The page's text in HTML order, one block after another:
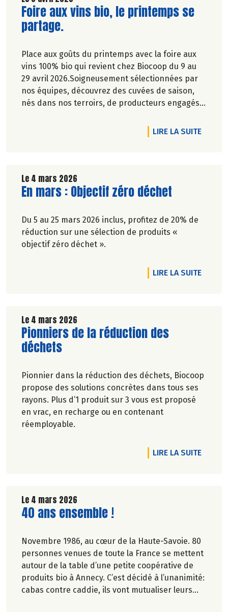
Lire la suite de l'article
Foire aux vins bio, le printemps se
partage.
Place aux goûts du printemps avec la foire aux
vins 100% bio qui revient chez Biocoop du 9 au
29 avril 2026.Soigneusement sélectionnées par
nos équipes, découvrez des cuvées de saison,
nés dans nos terroirs, de producteurs engagés
LIRE LA SUITEDE
Le 4 mars 2026
Lire la suite de l'article
En mars : Objectif zéro déchet
Du 5 au 25 mars 2026 inclus, profitez de 20% de
réduction sur une sélection de produits «
objectif zéro déchet ».
LIRE LA SUITEDE
Le 4 mars 2026
Lire la suite de l'article
Pionniers de la réduction des
déchets
Pionnier dans la réduction des déchets, Biocoop
propose des solutions concrètes dans tous ses
rayons. Plus d’1 produit sur 3 vous est proposé
en vrac, en recharge ou en contenant
réemployable.
LIRE LA SUITEDE
Le 4 mars 2026
Lire la suite de l'article
40 ans ensemble !
Novembre 1986, au cœur de la Haute-Savoie. 80
personnes venues de toute la France se mettent
autour de la table d’une petite coopérative de
produits bio à Annecy. C’est décidé à l’unanimité:
cabas contre caddie, ils vont mutualiser leurs